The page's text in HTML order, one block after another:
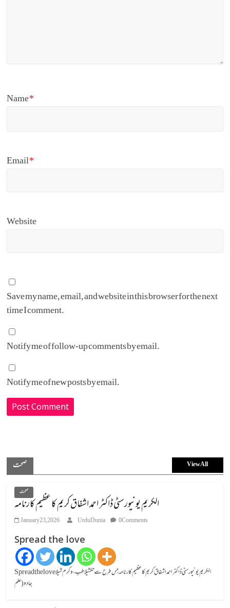
Name*
Email*
Website
Save my name, email, and website in this browser for the next
time I comment.
Notify me of follow-up comments by email.
Notify me of new posts by email.
صحت View All
صحت
الکریم یونیورسٹی ڈاکٹر احمد اشفاق کریم کا عظیم کارنامہ
January 23, 2026 UrduDunia 0 Comments
Spread the love
Spread the loveالکریم یونیورسٹی ڈاکٹر احمد اشفاق کریم کا عظیم کارنامہ جس طرح سے تکشیلا طب، وکرم شیلا
جادو (علم